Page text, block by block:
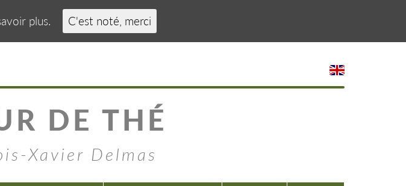
DE THÉ
Xavier Delmas
plus. C'est noté, merci